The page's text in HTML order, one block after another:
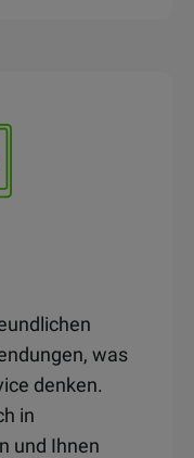
was
denken.
in
und Ihnen